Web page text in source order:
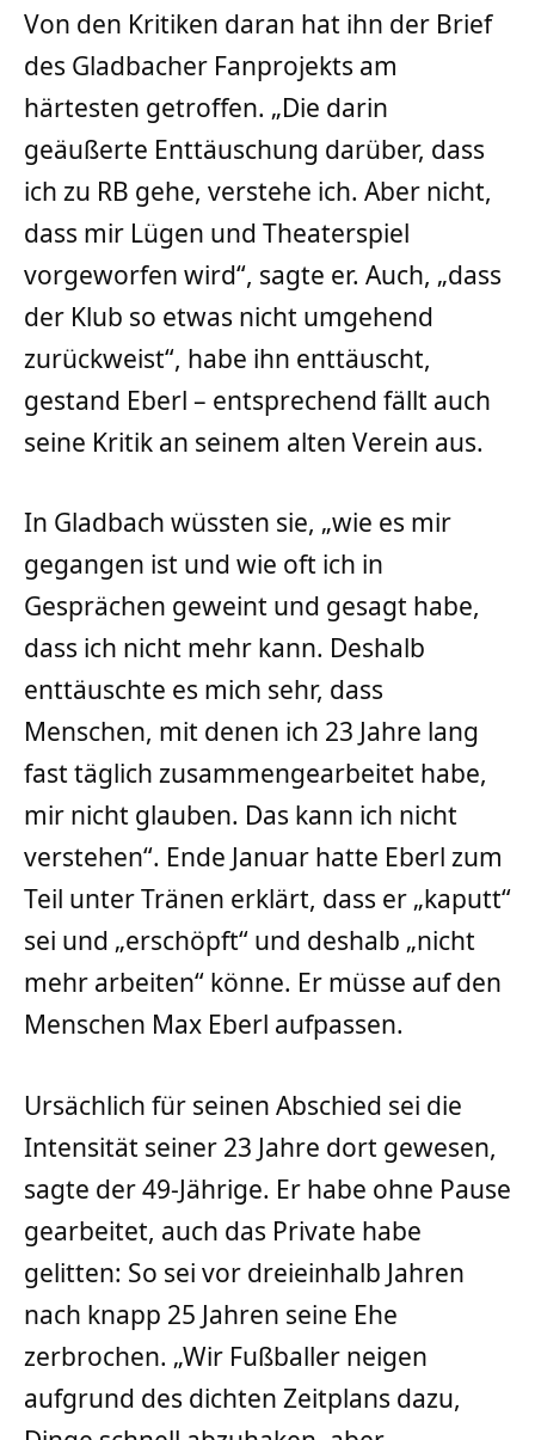
Von den Kritiken daran hat ihn der Brief
des Gladbacher Fanprojekts am
härtesten getroffen. „Die darin
geäußerte Enttäuschung darüber, dass
ich zu RB gehe, verstehe ich. Aber nicht,
dass mir Lügen und Theaterspiel
vorgeworfen wird“, sagte er. Auch, „dass
der Klub so etwas nicht umgehend
zurückweist“, habe ihn enttäuscht,
gestand Eberl – entsprechend fällt auch
seine Kritik an seinem alten Verein aus.
In Gladbach wüssten sie, „wie es mir
gegangen ist und wie oft ich in
Gesprächen geweint und gesagt habe,
dass ich nicht mehr kann. Deshalb
enttäuschte es mich sehr, dass
Menschen, mit denen ich 23 Jahre lang
fast täglich zusammengearbeitet habe,
mir nicht glauben. Das kann ich nicht
verstehen“. Ende Januar hatte Eberl zum
Teil unter Tränen erklärt, dass er „kaputt“
sei und „erschöpft“ und deshalb „nicht
mehr arbeiten“ könne. Er müsse auf den
Menschen Max Eberl aufpassen.
Ursächlich für seinen Abschied sei die
Intensität seiner 23 Jahre dort gewesen,
sagte der 49-Jährige. Er habe ohne Pause
gearbeitet, auch das Private habe
gelitten: So sei vor dreieinhalb Jahren
nach knapp 25 Jahren seine Ehe
zerbrochen. „Wir Fußballer neigen
aufgrund des dichten Zeitplans dazu,